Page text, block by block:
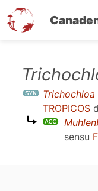
contenu
TROPICOS
sensu